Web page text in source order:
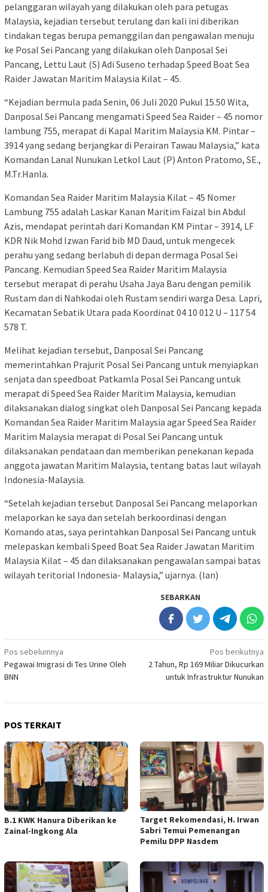
pelanggaran wilayah yang dilakukan oleh para petugas
Malaysia, kejadian tersebut terulang dan kali ini diberikan
tindakan tegas berupa pemanggilan dan pengawalan menuju
ke Posal Sei Pancang yang dilakukan oleh Danposal Sei
Pancang, Lettu Laut (S) Adi Suseno terhadap Speed Boat Sea
Raider Jawatan Maritim Malaysia Kilat – 45.
“Kejadian bermula pada Senin, 06 Juli 2020 Pukul 15.50 Wita,
Danposal Sei Pancang mengamati Speed Sea Raider – 45 nomor
lambung 755, merapat di Kapal Maritim Malaysia KM. Pintar –
3914 yang sedang berjangkar di Perairan Tawau Malaysia,” kata
Komandan Lanal Nunukan Letkol Laut (P) Anton Pratomo, SE.,
M.Tr.Hanla.
Komandan Sea Raider Maritim Malaysia Kilat – 45 Nomer
Lambung 755 adalah Laskar Kanan Maritim Faizal bin Abdul
Azis, mendapat perintah dari Komandan KM Pintar – 3914, LF
KDR Nik Mohd Izwan Farid bib MD Daud, untuk mengecek
perahu yang sedang berlabuh di depan dermaga Posal Sei
Pancang. Kemudian Speed Sea Raider Maritim Malaysia
tersebut merapat di perahu Usaha Jaya Baru dengan pemilik
Rustam dan di Nahkodai oleh Rustam sendiri warga Desa. Lapri,
Kecamatan Sebatik Utara pada Koordinat 04 10 012 U – 117 54
578 T.
Melihat kejadian tersebut, Danposal Sei Pancang
memerintahkan Prajurit Posal Sei Pancang untuk menyiapkan
senjata dan speedboat Patkamla Posal Sei Pancang untuk
merapat di Speed Sea Raider Maritim Malaysia, kemudian
dilaksanakan dialog singkat oleh Danposal Sei Pancang kepada
Komandan Sea Raider Maritim Malaysia agar Speed Sea Raider
Maritim Malaysia merapat di Posal Sei Pancang untuk
dilaksanakan pendataan dan memberikan penekanan kepada
anggota jawatan Maritim Malaysia, tentang batas laut wilayah
Indonesia-Malaysia.
“Setelah kejadian tersebut Danposal Sei Pancang melaporkan
melaporkan ke saya dan setelah berkoordinasi dengan
Komando atas, saya perintahkan Danposal Sei Pancang untuk
melepaskan kembali Speed Boat Sea Raider Jawatan Maritim
Malaysia Kilat – 45 dan dilaksanakan pengawalan sampai batas
wilayah teritorial Indonesia- Malaysia,” ujarnya. (lan)
SEBARKAN
Navigasi
pos
Pos sebelumnya
Pegawai Imigrasi di Tes Urine Oleh
BNN
Pos berikutnya
2 Tahun, Rp 169 Miliar Dikucurkan
untuk Infrastruktur Nunukan
POS TERKAIT
B.1 KWK Hanura Diberikan ke
Zainal-Ingkong Ala
Target Rekomendasi, H. Irwan
Sabri Temui Pemenangan
Pemilu DPP Nasdem